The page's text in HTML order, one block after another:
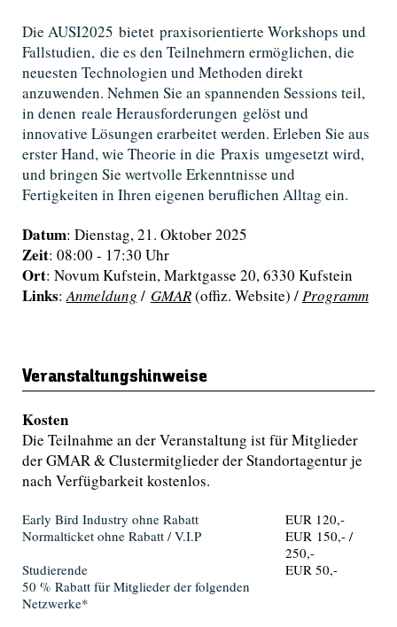
Die AUSI2025 bietet praxisorientierte Workshops und
Fallstudien, die es den Teilnehmern ermöglichen, die
neuesten Technologien und Methoden direkt
anzuwenden. Nehmen Sie an spannenden Sessions teil,
in denen reale Herausforderungen gelöst und
innovative Lösungen erarbeitet werden. Erleben Sie aus
erster Hand, wie Theorie in die Praxis umgesetzt wird,
und bringen Sie wertvolle Erkenntnisse und
Fertigkeiten in Ihren eigenen beruflichen Alltag ein.
Datum: Dienstag, 21. Oktober 2025
Zeit: 08:00 - 17:30 Uhr
Ort: Novum Kufstein, Marktgasse 20, 6330 Kufstein
Links:Anmeldung / GMAR(offiz. Website) /Programm
Veranstaltungshinweise
Kosten
Die Teilnahme an der Veranstaltung ist für Mitglieder
der GMAR & Clustermitglieder der Standortagentur je
nach Verfügbarkeit kostenlos.
Early Bird Industry ohne Rabatt
EUR 120,-
Normalticket ohne Rabatt / V.I.P
EUR 150,- /
250,-
Studierende
EUR 50,-
50 % Rabatt für Mitglieder der folgenden
Netzwerke*